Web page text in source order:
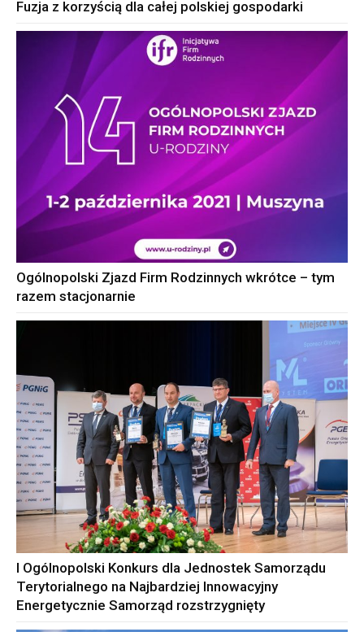
Fuzja z korzyścią dla całej polskiej gospodarki
Ogólnopolski Zjazd Firm Rodzinnych wkrótce – tym
razem stacjonarnie
I Ogólnopolski Konkurs dla Jednostek Samorządu
Terytorialnego na Najbardziej Innowacyjny
Energetycznie Samorząd rozstrzygnięty